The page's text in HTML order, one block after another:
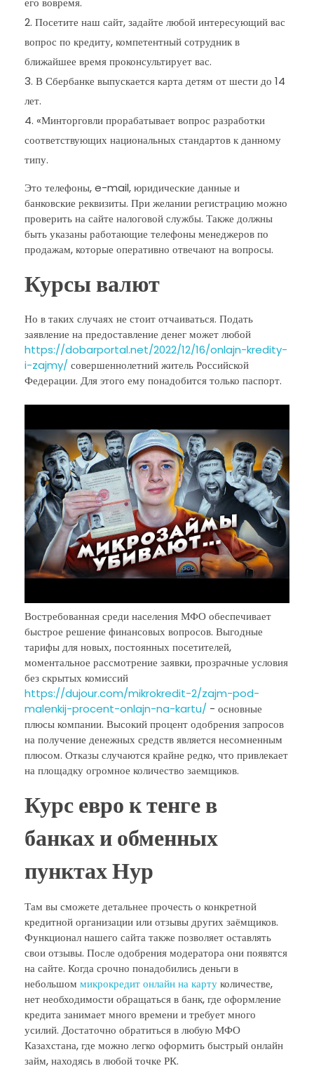
Посетите наш сайт, задайте любой интересующий вас
вопрос по кредиту, компетентный сотрудник в
ближайшее время проконсультирует вас.
В Сбербанке выпускается карта детям от шести до 14
лет.
«Минторговли прорабатывает вопрос разработки
соответствующих национальных стандартов к данному
типу.
Это телефоны, e-mail, юридические данные и
банковские реквизиты. При желании регистрацию можно
проверить на сайте налоговой службы. Также должны
быть указаны работающие телефоны менеджеров по
продажам, которые оперативно отвечают на вопросы.
Курсы валют
Но в таких случаях не стоит отчаиваться. Подать
заявление на предоставление денег может любой
https://dobarportal.net/2022/12/16/onlajn-kredity-
i-zajmy/ совершеннолетний житель Российской
Федерации. Для этого ему понадобится только паспорт.
Востребованная среди населения МФО обеспечивает
быстрое решение финансовых вопросов. Выгодные
тарифы для новых, постоянных посетителей,
моментальное рассмотрение заявки, прозрачные условия
без скрытых комиссий
https://dujour.com/mikrokredit-2/zajm-pod-
malenkij-procent-onlajn-na-kartu/ − основные
плюсы компании. Высокий процент одобрения запросов
на получение денежных средств является несомненным
плюсом. Отказы случаются крайне редко, что привлекает
на площадку огромное количество заемщиков.
Курс евро к тенге в
банках и обменных
пунктах Нур
Там вы сможете детальнее прочесть о конкретной
кредитной организации или отзывы других заёмщиков.
Функционал нашего сайта также позволяет оставлять
свои отзывы. После одобрения модератора они появятся
на сайте. Когда срочно понадобились деньги в
небольшом микрокредит онлайн на картуколичестве,
нет необходимости обращаться в банк, где оформление
кредита занимает много времени и требует много
усилий. Достаточно обратиться в любую МФО
Казахстана, где можно легко оформить быстрый онлайн
займ, находясь в любой точке РК.